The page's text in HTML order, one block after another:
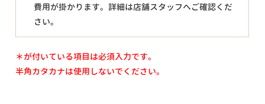
費用が掛かります。詳細は店舗スタッフへご確認くだ
さい。
＊が付いている項目は必須入力です。
半角カタカナは使用しないでください。